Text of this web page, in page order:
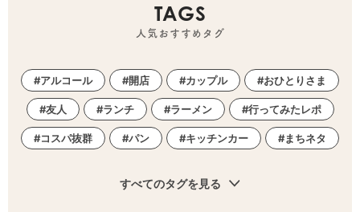
TAGS
人気おすすめタグ
アルコール 開店 カップル おひとりさま
友人 ランチ ラーメン 行ってみたレポ
コスパ抜群 パン キッチンカー まちネタ
すべてのタグを見る